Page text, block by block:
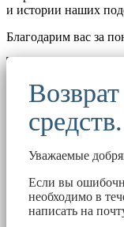
и истории наших
Благодарим вас за
средств.
Уважаемые
Если вы
необходимо в
написать на